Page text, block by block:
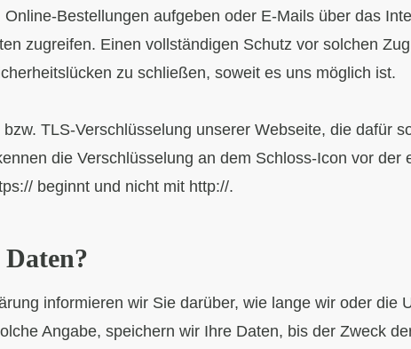
Bestellungen aufgeben oder E-Mails über das
zugreifen. Einen vollständigen Schutz vor solchen
zu schließen, soweit es uns möglich ist.
TLS-Verschlüsselung unserer Webseite, die dafür
die Verschlüsselung an dem Schloss-Icon vor
beginnt und nicht mit http://.
informieren wir Sie darüber, wie lange wir oder die
Angabe, speichern wir Ihre Daten, bis der Zweck